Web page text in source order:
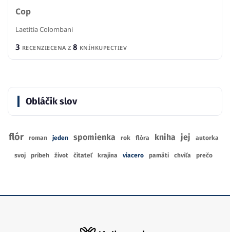
Cop
Laetitia Colombani
3 RECENZIECENA Z 8 KNÍHKUPECTIEV
Obláčik slov
flór roman jeden spomienka rok flóra kniha jej autorka
svoj príbeh život čitateľ krajina viacero pamäti chvíľa prečo